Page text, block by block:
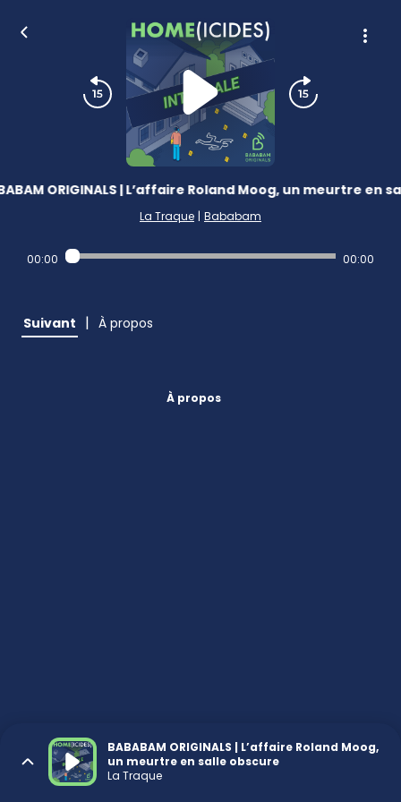
ORIGINALS | L’affaire Roland Moog, un meurtre en
La Traque | Bababam
00:00 00:00
Suivant | À propos
À propos
BABABAM ORIGINALS | L’affaire Roland Moog,
un meurtre en salle obscure
La Traque